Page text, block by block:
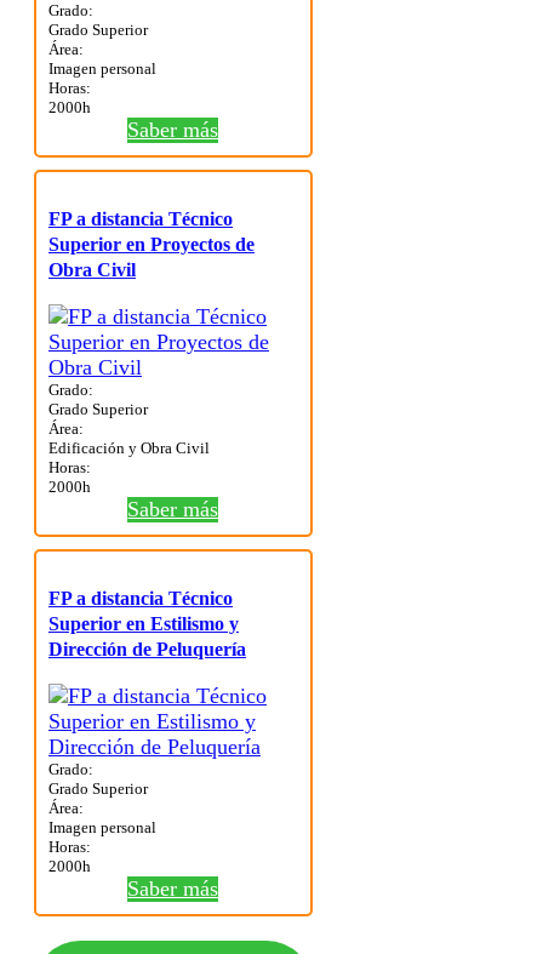
Grado:
Grado Superior
Área:
Imagen personal
Horas:
2000h
Saber más
FP a distancia Técnico
Superior en Proyectos de
Obra Civil
Grado:
Grado Superior
Área:
Edificación y Obra Civil
Horas:
2000h
Saber más
FP a distancia Técnico
Superior en Estilismo y
Dirección de Peluquería
Grado:
Grado Superior
Área:
Imagen personal
Horas:
2000h
Saber más